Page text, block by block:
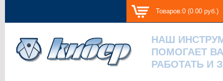
Товаров:0 (0.00 руб.)
НАШ
ПОМОГАЕТ
РАБОТАТЬ И